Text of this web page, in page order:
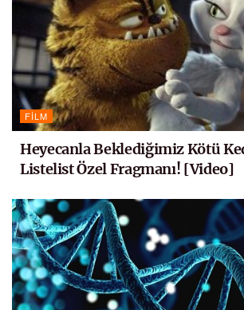
FILM
Heyecanla Beklediğimiz Kötü
Listelist Özel Fragmanı! [Video]